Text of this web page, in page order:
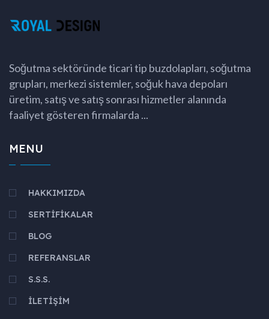
Soğutma sektöründe ticari tip buzdolapları, soğutma
grupları, merkezi sistemler, soğuk hava depoları
üretim, satış ve satış sonrası hizmetler alanında
faaliyet gösteren firmalarda ...
MENU
HAKKIMIZDA
SERTİFİKALAR
BLOG
REFERANSLAR
S.S.S.
İLETİŞİM